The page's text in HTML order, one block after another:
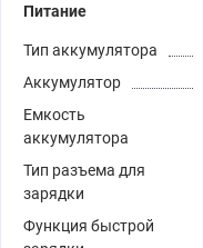
Питание
Тип аккумулятора
Аккумулятор
Емкость
аккумулятора
Тип разъема для
зарядки
Функция быстрой